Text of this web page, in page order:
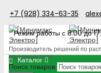
+7 (928) 334-63-35
Режим работы с 8.00 до
Производитель решений по
поставщик ЭТП
Поиск товаров
Каталог